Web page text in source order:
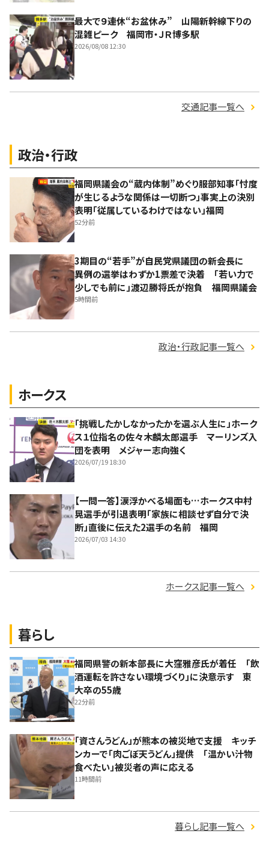
最大で９連休“お盆休み” 山陽新幹線下りの
混雑ピーク 福岡市・ＪＲ博多駅
2026/08/08 12:30
交通記事一覧へ
政治・行政
福岡県議会の“蔵内体制”めぐり服部知事「忖度
が生じるような関係は一切断つ」事実上の決別
表明「従属しているわけではない」福岡
52分前
3期目の“若手”が自民党県議団の新会長に
異例の選挙はわずか1票差で決着 「若い力で
少しでも前に」渡辺勝将氏が抱負 福岡県議会
5時間前
政治・行政記事一覧へ
ホークス
「挑戦したかしなかったかを選ぶ人生に」ホーク
ス１位指名の佐々木麟太郎選手 マーリンズ入
団を表明 メジャー志向強く
2026/07/19 18:30
【一問一答】涙浮かべる場面も…ホークス中村
晃選手が引退表明「家族に相談せず自分で決
断」直後に伝えた2選手の名前 福岡
2026/07/03 14:30
ホークス記事一覧へ
暮らし
福岡県警の新本部長に大窪雅彦氏が着任 「飲
酒運転を許さない環境づくり」に決意示す 東
大卒の55歳
22分前
「資さんうどん」が熊本の被災地で支援 キッチ
ンカーで「肉ごぼ天うどん」提供 「温かい汁物
食べたい」被災者の声に応える
11時間前
暮らし記事一覧へ